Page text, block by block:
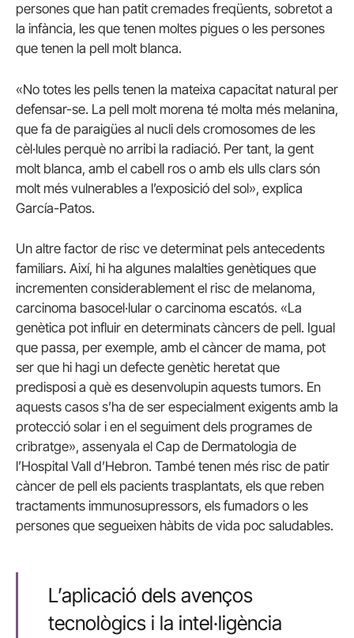
persones que han patit cremades freqüents, sobretot a
la infància, les que tenen moltes pigues o les persones
que tenen la pell molt blanca.
«No totes les pells tenen la mateixa capacitat natural per
defensar-se. La pell molt morena té molta més melanina,
que fa de paraigües al nucli dels cromosomes de les
cèl·lules perquè no arribi la radiació. Per tant, la gent
molt blanca, amb el cabell ros o amb els ulls clars són
molt més vulnerables a l’exposició del sol», explica
García-Patos.
Un altre factor de risc ve determinat pels antecedents
familiars. Així, hi ha algunes malalties genètiques que
incrementen considerablement el risc de melanoma,
carcinoma basocel·lular o carcinoma escatós. «La
genètica pot influir en determinats càncers de pell. Igual
que passa, per exemple, amb el càncer de mama, pot
ser que hi hagi un defecte genètic heretat que
predisposi a què es desenvolupin aquests tumors. En
aquests casos s’ha de ser especialment exigents amb la
protecció solar i en el seguiment dels programes de
cribratge», assenyala el Cap de Dermatologia de
l’Hospital Vall d’Hebron. També tenen més risc de patir
càncer de pell els pacients trasplantats, els que reben
tractaments immunosupressors, els fumadors o les
persones que segueixen hàbits de vida poc saludables.
L’aplicació dels avenços
tecnològics i la intel·ligència